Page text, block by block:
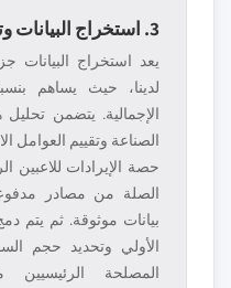
3. استخراج البيانات وتحليل السوق
يعد استخراج البيانات
الإجمالية. يتضمن
الصناعة وتقييم العوامل
حصة الإيرادات للاعبين
الصلة من مصادر
بيانات موثوقة. ثم يتم
الأولي وتحديد حجم
المصلحة الرئيسيين